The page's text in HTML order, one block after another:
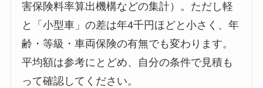
害保険料率算出機構などの集計）。ただし軽
と「小型車」の差は年4千円ほどと小さく、年
齢・等級・車両保険の有無でも変わります。
平均額は参考にとどめ、自分の条件で見積も
って確認してください。